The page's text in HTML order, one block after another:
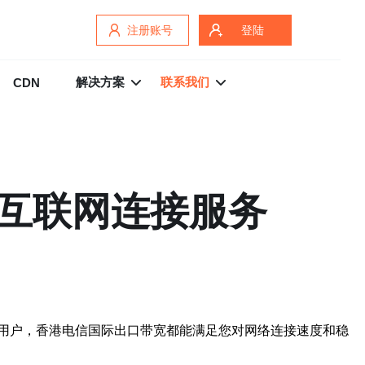
注册账号 登陆
CDN 解决方案 联系我们
联网连接服务
，香港电信国际出口带宽都能满足您对网络连接速度和稳